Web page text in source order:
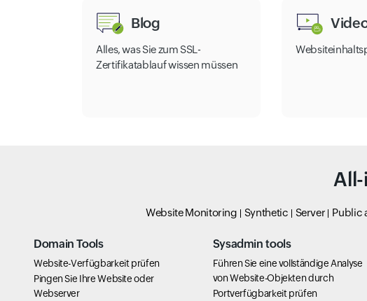
Blog
Alles, was Sie zum SSL-
Zertifikatablauf wissen müssen
Website Monitoring Synthetic Server Public
Domain Tools
Website-Verfügbarkeit prüfen
Pingen Sie Ihre Website oder
Webserver
Sysadmin tools
Führen Sie eine vollständige Analyse
von Website-Objekten durch
Portverfügbarkeit prüfen